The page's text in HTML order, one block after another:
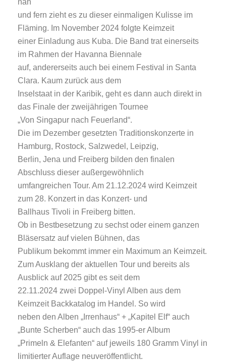
und fern zieht es zu dieser einmaligen Kulisse im
Fläming. Im November 2024 folgte Keimzeit
einer Einladung aus Kuba. Die Band trat einerseits
im Rahmen der Havanna Biennale
auf, andererseits auch bei einem Festival in Santa
Clara. Kaum zurück aus dem
Inselstaat in der Karibik, geht es dann auch direkt in
das Finale der zweijährigen Tournee
„Von Singapur nach Feuerland“.
Die im Dezember gesetzten Traditionskonzerte in
Hamburg, Rostock, Salzwedel, Leipzig,
Berlin, Jena und Freiberg bilden den finalen
Abschluss dieser außergewöhnlich
umfangreichen Tour. Am 21.12.2024 wird Keimzeit
zum 28. Konzert in das Konzert- und
Ballhaus Tivoli in Freiberg bitten.
Ob in Bestbesetzung zu sechst oder einem ganzen
Bläsersatz auf vielen Bühnen, das
Publikum bekommt immer ein Maximum an Keimzeit.
Zum Ausklang der aktuellen Tour und bereits als
Ausblick auf 2025 gibt es seit dem
22.11.2024 zwei Doppel-Vinyl Alben aus dem
Keimzeit Backkatalog im Handel. So wird
neben den Alben „Irrenhaus“ + „Kapitel Elf“ auch
„Bunte Scherben“ auch das 1995-er Album
„Primeln & Elefanten“ auf jeweils 180 Gramm Vinyl in
limitierter Auflage neuveröffentlicht.